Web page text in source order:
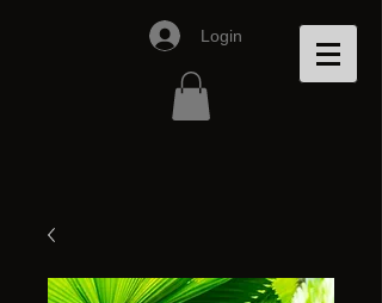
Login